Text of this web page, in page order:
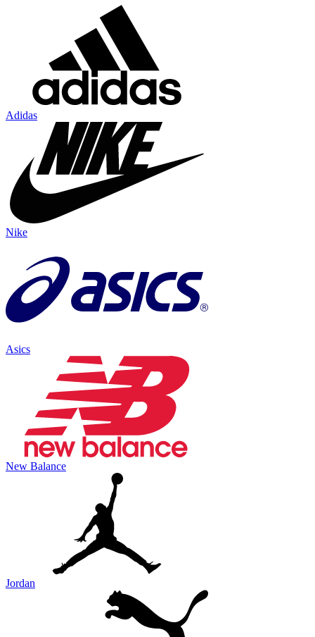
Adidas
Nike
Asics
New Balance
Jordan